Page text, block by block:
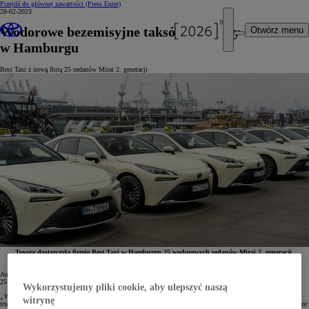
Przejdź do głównej zawartości (Press Enter)
Otwórz menu
28-02-2023
Wodorowe bezemisyjne taksówki Toyoty
w Hamburgu
Best Taxi z nową flotą 25 sedanów Mirai 2. generacji
Toyota dostarczyła firmie Best Taxi w Hamburgu 25 wodorowych sedanów Mirai 2. generacji.
Autoryzowany salon Toyota Autohaus S+K dostarczył firmie taksówkowej Best Taxi w Hamburgu
25 bezemisyjnych sedanów Mirai z elektrycznym napędem zasilanym wodorowymi ogniwami paliwowymi.
„W dużym mieście takim jak Hamburg branża taksówkowa może odegrać ważną rolę w dekarbonizacji
transportu. Cieszymy się, że możemy wnieść swój wkład w ten projekt”
– powiedział Carsten Schulz, dyrektor
Wykorzystujemy pliki cookie, aby ulepszyć naszą
witrynę